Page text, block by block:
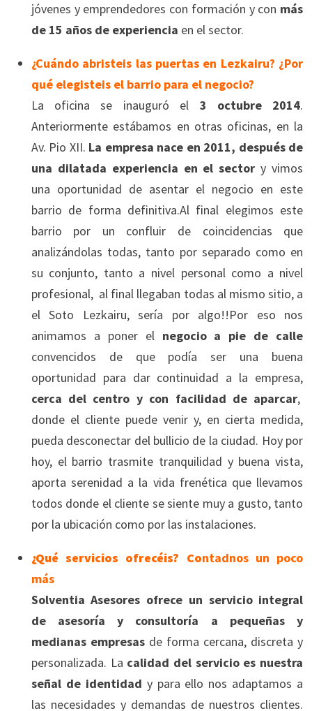
jóvenes y emprendedores con formación y con más
de 15 años de experiencia en el sector.
¿Cuándo abristeis las puertas en Lezkairu? ¿Por
qué elegisteis el barrio para el negocio?
La oficina se inauguró el 3 octubre 2014.
Anteriormente estábamos en otras oficinas, en la
Av. Pio XII. La empresa nace en 2011, después de
una dilatada experiencia en el sector y vimos
una oportunidad de asentar el negocio en este
barrio de forma definitiva.Al final elegimos este
barrio por un confluir de coincidencias que
analizándolas todas, tanto por separado como en
su conjunto, tanto a nivel personal como a nivel
profesional, al final llegaban todas al mismo sitio, a
el Soto Lezkairu, sería por algo!!Por eso nos
animamos a poner el negocio a pie de calle
convencidos de que podía ser una buena
oportunidad para dar continuidad a la empresa,
cerca del centro y con facilidad de aparcar,
donde el cliente puede venir y, en cierta medida,
pueda desconectar del bullicio de la ciudad. Hoy por
hoy, el barrio trasmite tranquilidad y buena vista,
aporta serenidad a la vida frenética que llevamos
todos donde el cliente se siente muy a gusto, tanto
por la ubicación como por las instalaciones.
¿Qué servicios ofrecéis? Contadnos un poco
más
Solventia Asesores ofrece un servicio integral
de asesoría y consultoría a pequeñas y
medianas empresasde forma cercana, discreta y
personalizada. La calidad del servicio es nuestra
señal de identidad y para ello nos adaptamos a
las necesidades y demandas de nuestros clientes.